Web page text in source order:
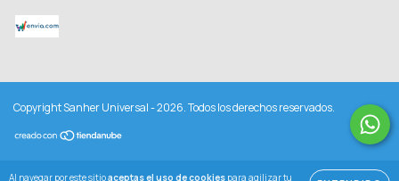
Al navegar por este sitioaceptas el uso de cookies para agilizar tu
Copyright Sanher Universal - 2026. Todos los derechos reservados.